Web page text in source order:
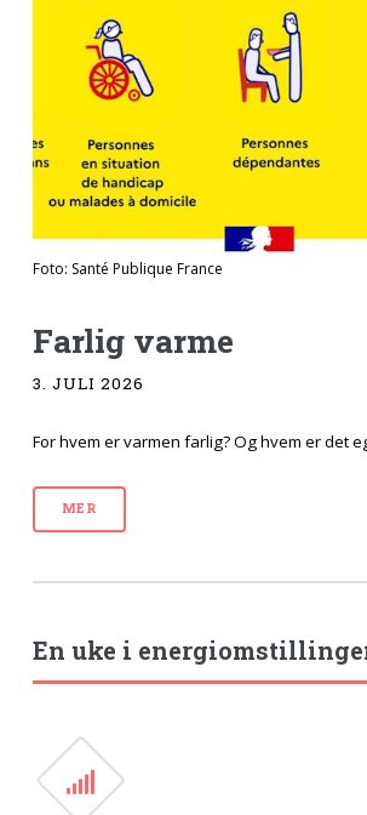
Farlig varme
3. JULI 2026
For hvem er varmen farlig? Og hvem er det
MER
Foto: Santé Publique France
En uke i